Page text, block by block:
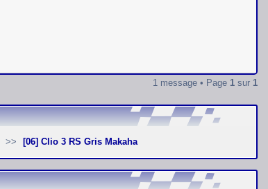
1 message • Page 1 sur 1
[06] Clio 3 RS Gris Makaha